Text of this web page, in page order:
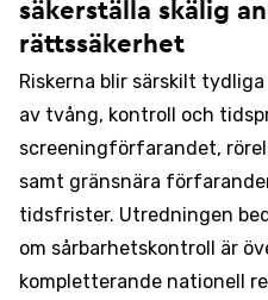
säkerställa skälig
rättssäkerhet
Riskerna blir särskilt
av tvång, kontroll och
screeningförfarandet,
samt gränsnära
tidsfrister. Utredningen
om sårbarhetskontroll är
kompletterande nationell